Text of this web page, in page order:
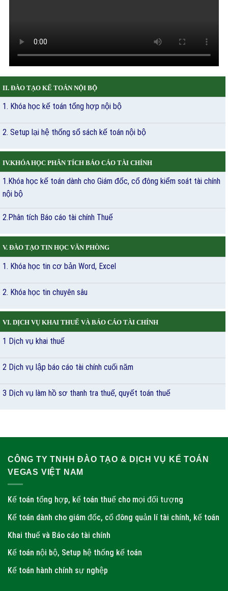
II. ĐÀO TẠO KẾ TOÁN NỘI BỘ
1. Khóa học kế toán tổng hợp nội bộ
2. Setup lại hệ thống sổ sách kế toán nội bộ
IV.KHÓA HỌC PHÂN TÍCH BÁO CÁO TÀI CHÍNH
1.Khóa học kế toán dành cho Giám đốc, cổ đông kiểm soát tài chính
nội bộ
2.Phân tích Báo cáo tài chính Thuế
V. ĐÀO TẠO TIN HỌC VĂN PHÒNG
1. Khóa học tin cơ bản Word, Excel
2. Khóa học tin chuyên sâu
VI. DỊCH VỤ KHAI THUẾ VÀ BÁO CÁO TÀI CHÍNH
1 Dịch vụ khai thuế
2 Dịch vụ lập báo cáo tài chính cuối năm
3 Dịch vụ làm hồ sơ thanh tra thuế, quyết toán thuế
CÔNG TY TNHH ĐÀO TẠO & DỊCH VỤ KẾ TOÁN
VEGAS VIỆT NAM
Kế toán tổng hợp, kế toán thuế cho mọi đối tượng
Kế toán dành cho giám đốc, cổ đông quản lí tài chính, kế toán
Khai thuế và Báo cáo tài chính
Kế toán nội bộ, Setup hệ thống kế toán
Kế toán hành chính sự nghệp